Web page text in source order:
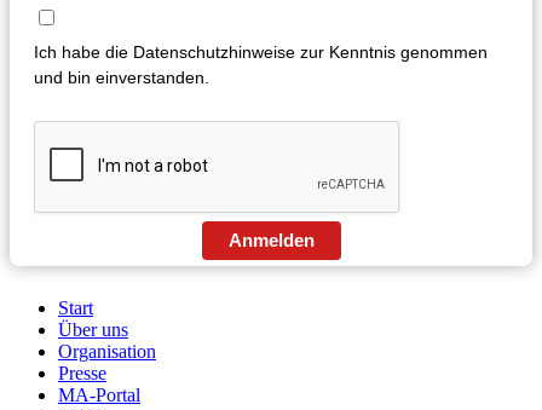
Ich habe die Datenschutzhinweise zur Kenntnis genommen
und bin einverstanden.
Anmelden
Menu
Footer
Start
Über uns
Organisation
Presse
MA-Portal